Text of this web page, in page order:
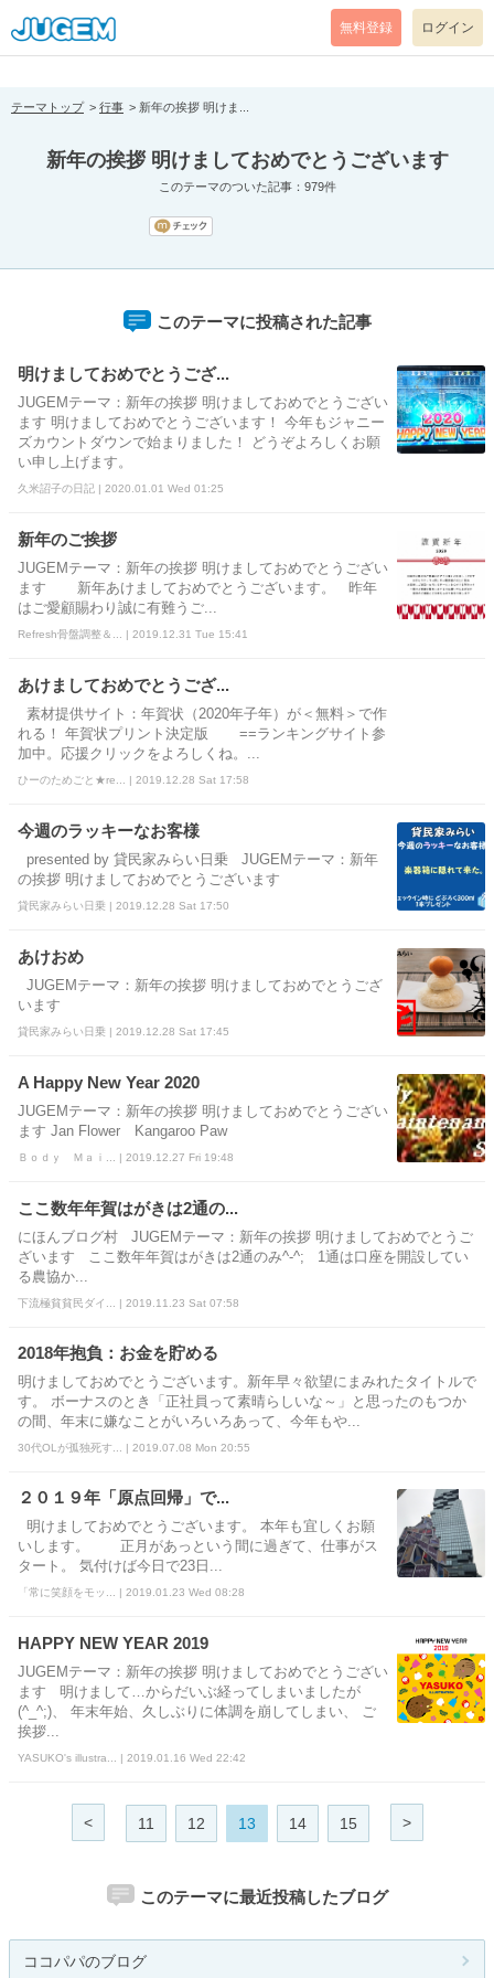
[pear_error: message="Success" code=0 mode=return level=notice
prefix="" info=""]
無料登録 ログイン
テーマトップ 行事 新年の挨拶 明けま...
新年の挨拶 明けましておめでとうございます
このテーマのついた記事：979件
このテーマに投稿された記事
明けましておめでとうござ...
JUGEMテーマ：新年の挨拶 明けましておめでとうござい
ます 明けましておめでとうございます！ 今年もジャニー
ズカウントダウンで始まりました！ どうぞよろしくお願
い申し上げます。
久米詔子の日記 | 2020.01.01 Wed 01:25
新年のご挨拶
JUGEMテーマ：新年の挨拶 明けましておめでとうござい
ます 新年あけましておめでとうございます。 昨年
はご愛顧賜わり誠に有難うご...
Refresh骨盤調整＆... | 2019.12.31 Tue 15:41
あけましておめでとうござ...
素材提供サイト：年賀状（2020年子年）が＜無料＞で作
れる！ 年賀状プリント決定版 ==ランキングサイト参
加中。応援クリックをよろしくね。...
ひーのためごと★re... | 2019.12.28 Sat 17:58
今週のラッキーなお客様
presented by 貸民家みらい日乗 JUGEMテーマ：新年
の挨拶 明けましておめでとうございます
貸民家みらい日乗 | 2019.12.28 Sat 17:50
あけおめ
JUGEMテーマ：新年の挨拶 明けましておめでとうござ
います
貸民家みらい日乗 | 2019.12.28 Sat 17:45
A Happy New Year 2020
JUGEMテーマ：新年の挨拶 明けましておめでとうござい
ます Jan Flower Kangaroo Paw
Ｂｏｄｙ Ｍａｉ... | 2019.12.27 Fri 19:48
ここ数年年賀はがきは2通の...
にほんブログ村 JUGEMテーマ：新年の挨拶 明けましておめでとうご
ざいます ここ数年年賀はがきは2通のみ^-^; 1通は口座を開設してい
る農協か...
下流極貧貧民ダイ... | 2019.11.23 Sat 07:58
2018年抱負：お金を貯める
明けましておめでとうございます。新年早々欲望にまみれたタイトルで
す。 ボーナスのとき「正社員って素晴らしいな～」と思ったのもつか
の間、年末に嫌なことがいろいろあって、今年もや...
30代OLが孤独死す... | 2019.07.08 Mon 20:55
２０１９年「原点回帰」で...
明けましておめでとうございます。 本年も宜しくお願
いします。 正月があっという間に過ぎて、仕事がス
タート。 気付けば今日で23日...
「常に笑顔をモッ... | 2019.01.23 Wed 08:28
HAPPY NEW YEAR 2019
JUGEMテーマ：新年の挨拶 明けましておめでとうござい
ます 明けまして…からだいぶ経ってしまいましたが
(^_^;)、 年末年始、久しぶりに体調を崩してしまい、 ご
挨拶...
YASUKO's illustra... | 2019.01.16 Wed 22:42
< 11 12 13 14 15 >
このテーマに最近投稿したブログ
ココパパのブログ